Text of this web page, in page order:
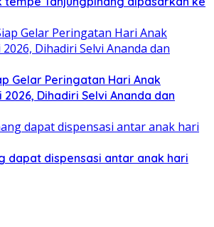
Gelar Peringatan Hari Anak
2026, Dihadiri Selvi Ananda dan
dapat dispensasi antar anak hari